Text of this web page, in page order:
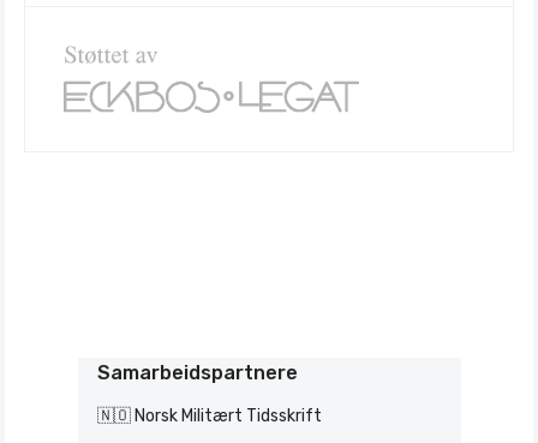
Samarbeidspartnere
🇳🇴 Norsk Militært Tidsskrift